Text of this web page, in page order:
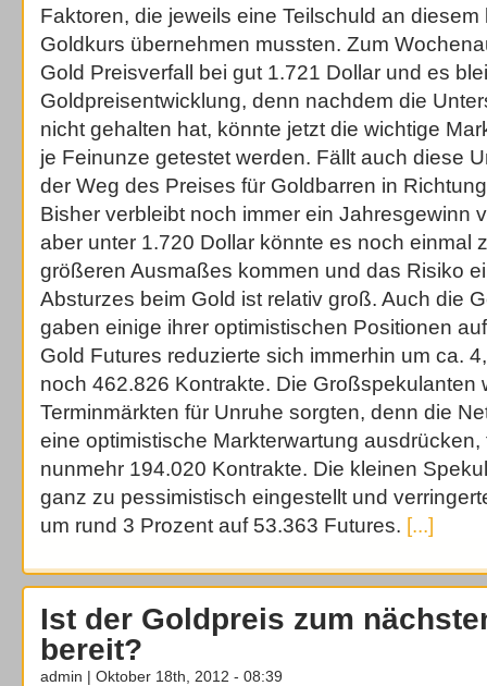
Faktoren, die jeweils eine Teilschuld an
Goldkurs übernehmen mussten. Zum
Gold Preisverfall bei gut 1.721 Dollar und es
Goldpreisentwicklung, denn nachdem die
nicht gehalten hat, könnte jetzt die wichtige
je Feinunze getestet werden. Fällt auch diese
der Weg des Preises für Goldbarren in
Bisher verbleibt noch immer ein Jahresgewinn
aber unter 1.720 Dollar könnte es noch einmal
größeren Ausmaßes kommen und das Risiko
Absturzes beim Gold ist relativ groß. Auch die
gaben einige ihrer optimistischen Positionen
Gold Futures reduzierte sich immerhin um ca.
noch 462.826 Kontrakte. Die Großspekulanten
Terminmärkten für Unruhe sorgten, denn die
eine optimistische Markterwartung ausdrücken,
nunmehr 194.020 Kontrakte. Die kleinen
ganz zu pessimistisch eingestellt und
um rund 3 Prozent auf 53.363 Futures. [...]
Ist der Goldpreis zum
bereit?
admin | Oktober 18th, 2012 - 08:39